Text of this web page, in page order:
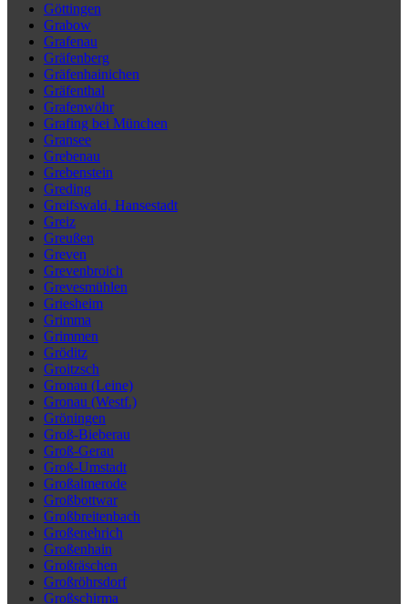
Göttingen
Grabow
Grafenau
Gräfenberg
Gräfenhainichen
Gräfenthal
Grafenwöhr
Grafing bei München
Gransee
Grebenau
Grebenstein
Greding
Greifswald, Hansestadt
Greiz
Greußen
Greven
Grevenbroich
Grevesmühlen
Griesheim
Grimma
Grimmen
Gröditz
Groitzsch
Gronau (Leine)
Gronau (Westf.)
Gröningen
Groß-Bieberau
Groß-Gerau
Groß-Umstadt
Großalmerode
Großbottwar
Großbreitenbach
Großenehrich
Großenhain
Großräschen
Großröhrsdorf
Großschirma